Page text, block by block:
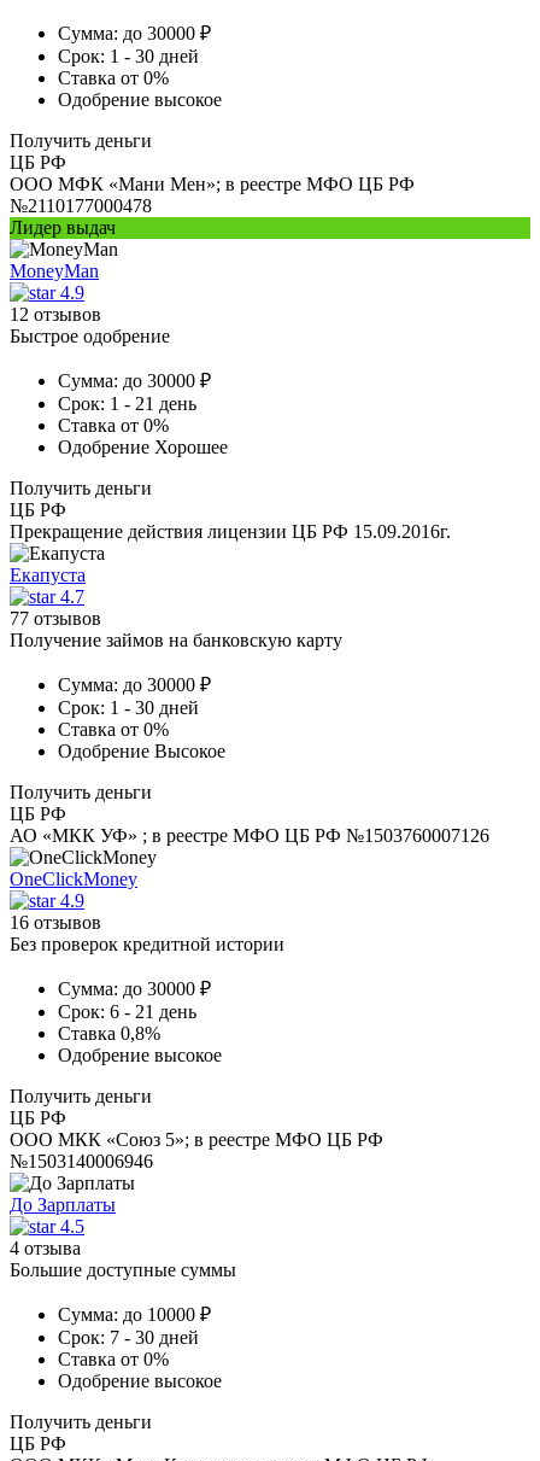
Сумма: до 30000 ₽
Срок: 1 - 30 дней
Ставка от 0%
Одобрение высокое
Получить деньги
ЦБ РФ
ООО МФК «Мани Мен»; в реестре МФО ЦБ РФ
№2110177000478
Лидер выдач
MoneyMan
4.9
12 отзывов
Быстрое одобрение
Сумма: до 30000 ₽
Срок: 1 - 21 день
Ставка от 0%
Одобрение Хорошее
Получить деньги
ЦБ РФ
Прекращение действия лицензии ЦБ РФ 15.09.2016г.
Екапуста
4.7
77 отзывов
Получение займов на банковскую карту
Сумма: до 30000 ₽
Срок: 1 - 30 дней
Ставка от 0%
Одобрение Высокое
Получить деньги
ЦБ РФ
АО «МКК УФ» ; в реестре МФО ЦБ РФ №1503760007126
OneClickMoney
4.9
16 отзывов
Без проверок кредитной истории
Сумма: до 30000 ₽
Срок: 6 - 21 день
Ставка 0,8%
Одобрение высокое
Получить деньги
ЦБ РФ
ООО МКК «Союз 5»; в реестре МФО ЦБ РФ
№1503140006946
До Зарплаты
4.5
4 отзыва
Большие доступные суммы
Сумма: до 10000 ₽
Срок: 7 - 30 дней
Ставка от 0%
Одобрение высокое
Получить деньги
ЦБ РФ